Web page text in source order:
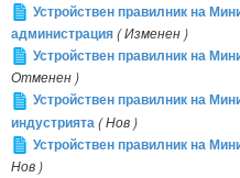
Устройствен правилник на
администрация( Изменен )
Устройствен правилник на
Отменен )
Устройствен правилник на
индустрията( Нов )
Устройствен правилник на
Нов )